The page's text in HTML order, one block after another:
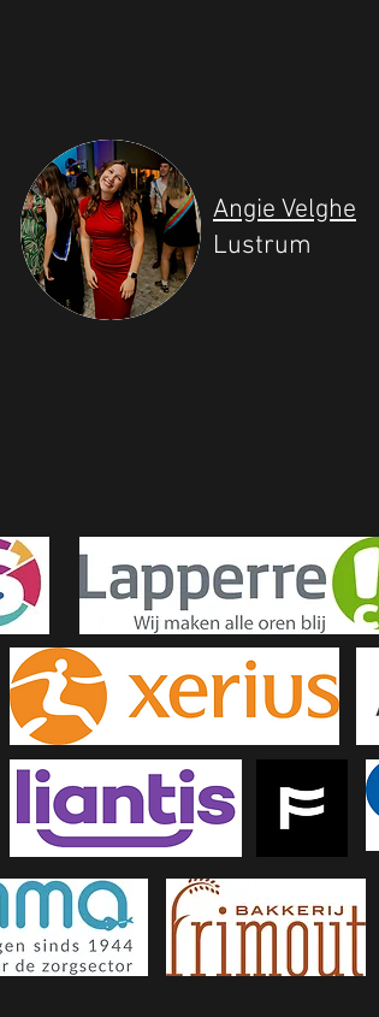
Angie Velghe
Lustrum